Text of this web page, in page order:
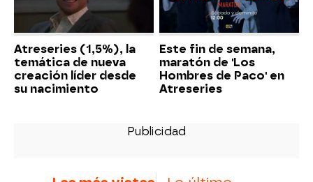
Atreseries (1,5%), la
temática de nueva
creación líder desde
su nacimiento
Este fin de semana,
maratón de 'Los
Hombres de Paco' en
Atreseries